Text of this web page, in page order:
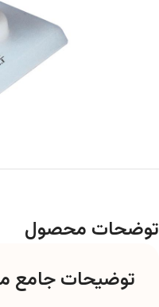
توضحات محصول
توضیحات جامع